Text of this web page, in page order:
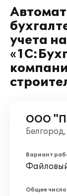
учета
ООО
Вариант
Общее